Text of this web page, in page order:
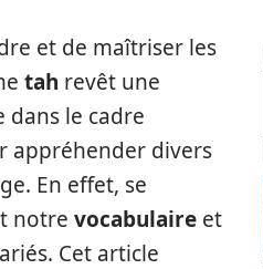
et de maîtriser les
tah revêt une
le cadre
appréhender divers
En effet, se
notre vocabulaire et
Cet article